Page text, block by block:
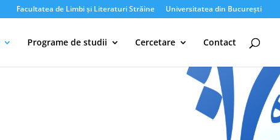
Facultatea de Limbi și Literaturi Străine Universitatea din București
Programe de studii Cercetare Contact